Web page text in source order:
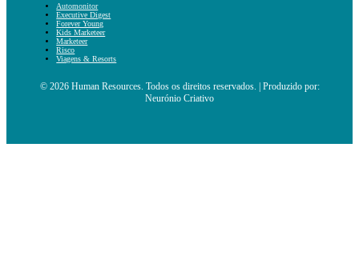
Automonitor
Executive Digest
Forever Young
Kids Marketeer
Marketeer
Risco
Viagens & Resorts
© 2026 Human Resources. Todos os direitos reservados. | Produzido por:
Neurónio Criativo